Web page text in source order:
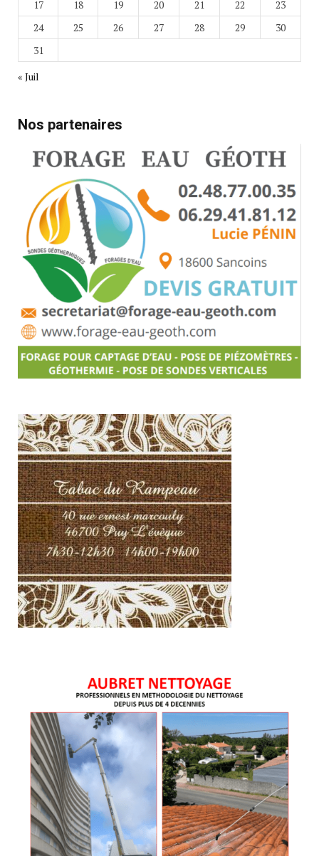
17
18 19 20 21 22
23
24
25 26 27 28 29
30
31
« Juil
Nos partenaires